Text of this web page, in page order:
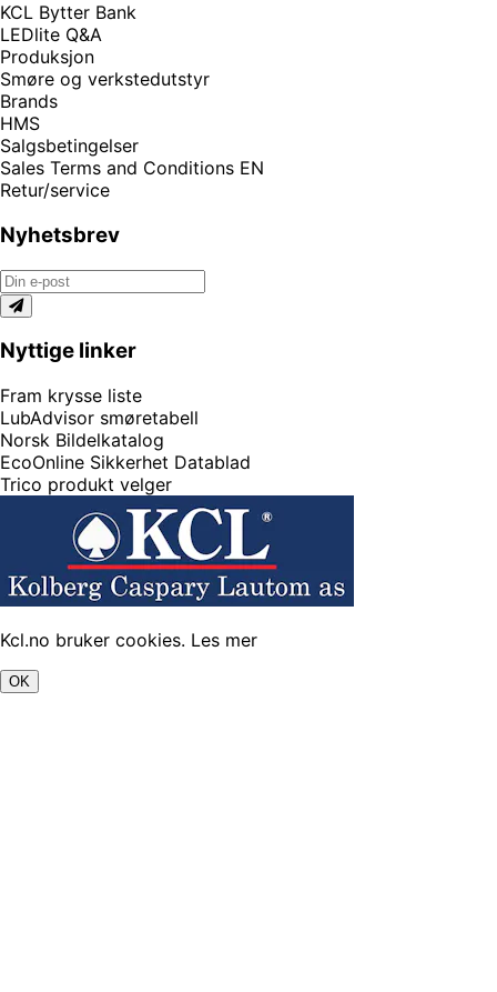
KCL Bytter Bank
LEDlite Q&A
Produksjon
Smøre og verkstedutstyr
Brands
HMS
Salgsbetingelser
Sales Terms and Conditions EN
Retur/service
Nyhetsbrev
Nyttige linker
Fram krysse liste
LubAdvisor smøretabell
Norsk Bildelkatalog
EcoOnline Sikkerhet Datablad
Trico produkt velger
Kcl.no bruker cookies. Les mer
OK